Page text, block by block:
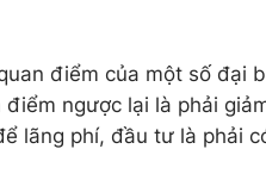
điểm của một số đại
ngược lại là phải
lãng phí, đầu tư là phải